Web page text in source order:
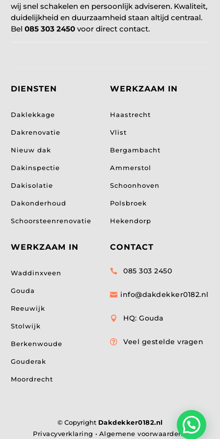
wij snel schakelen en persoonlijk adviseren. Kwaliteit,
duidelijkheid en duurzaamheid staan altijd centraal.
Bel085 303 2450 voor direct contact.
DIENSTEN
Daklekkage
Dakrenovatie
Nieuw dak
Dakinspectie
Dakisolatie
Dakonderhoud
Schoorsteenrenovatie
WERKZAAM IN
Waddinxveen
Gouda
Reeuwijk
Stolwijk
Berkenwoude
Gouderak
Moordrecht
WERKZAAM IN
Haastrecht
Vlist
Bergambacht
Ammerstol
Schoonhoven
Polsbroek
Hekendorp
CONTACT
 085 303 2450
 info@dakdekker0182.nl
 HQ: Gouda
 Veel gestelde vragen
© Copyright Dakdekker0182.nl
Privacyverklaring • Algemene voorwaarden •